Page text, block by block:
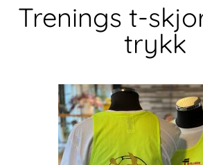
Trenings t-
trykk